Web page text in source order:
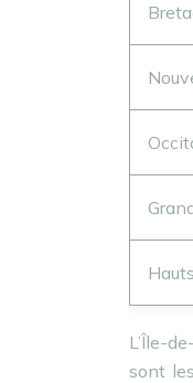
L’Île-
sont